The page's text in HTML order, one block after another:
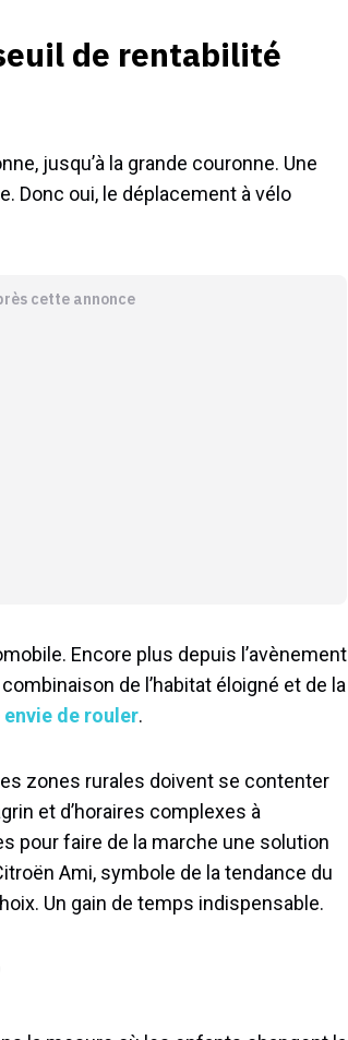
de rentabilité
jusqu’à la grande couronne. Une
Donc oui, le déplacement à vélo
cette annonce
Encore plus depuis l’avènement
de l’habitat éloigné et de la
envie de rouler.
zones rurales doivent se contenter
et d’horaires complexes à
pour faire de la marche une solution
Ami, symbole de la tendance du
Un gain de temps indispensable.